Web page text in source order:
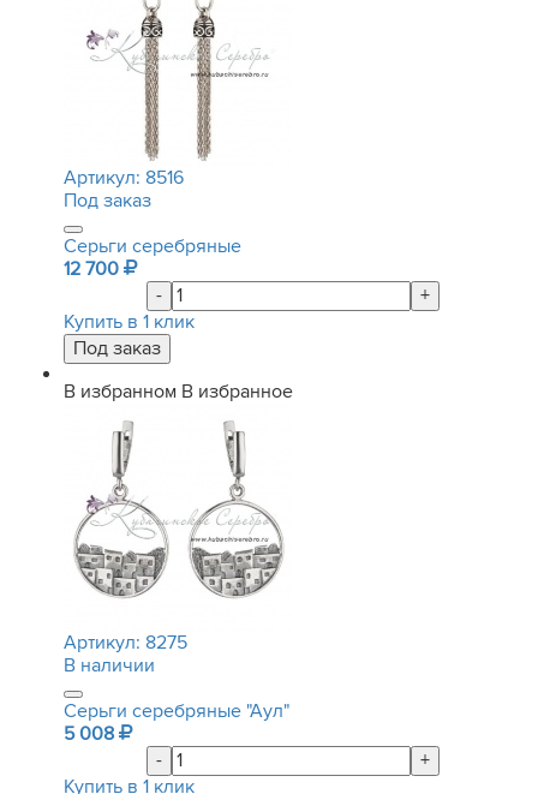
Артикул: 8516
Под заказ
Серьги серебряные
12 700
-
+
Купить в 1 клик
В избранном В избранное
Артикул: 8275
В наличии
Серьги серебряные "Аул"
5 008
-
+
Купить в 1 клик